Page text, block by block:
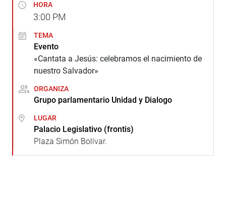
HORA
3:00 PM
TEMA
Evento
«Cantata a Jesús: celebramos el nacimiento de
nuestro Salvador»
ORGANIZA
Grupo parlamentario Unidad y Dialogo
LUGAR
Palacio Legislativo (frontis)
Plaza Simón Bolívar.